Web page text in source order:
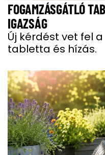
FOGAMZÁSGÁTLÓ
IGAZSÁG
Új kérdést vet fel
tabletta és hízás.